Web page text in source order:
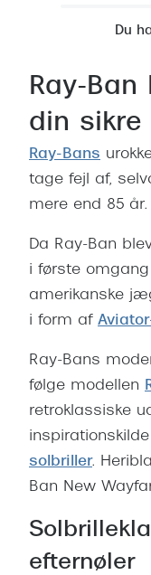
Hugo Boss
Ralph Lauren
Coach
Vogue
Skaga
Dyrberg/Kern
Peak Performance
Björn Borg
Du
Ray-Ban
din sikre
Ray-Bans
tage fejl af,
mere end 85 år.
Da Ray-Ban
i første
amerikanske
i form af
Ray-Bans
følge modellen
retroklassiske
solbriller.
Ban New
efternøler